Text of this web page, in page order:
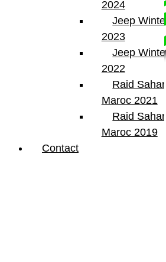
46, Chemin de la Petite Bastide
13770 – Venelles
2024
Jeep
2023
Jeep
2022
Raid
Maroc 2021
Raid
Maroc 2019
Contact